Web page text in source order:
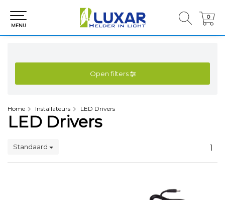
0
0
MENU
Open filters
Home Installateurs LED Drivers
LED Drivers
Standaard 1